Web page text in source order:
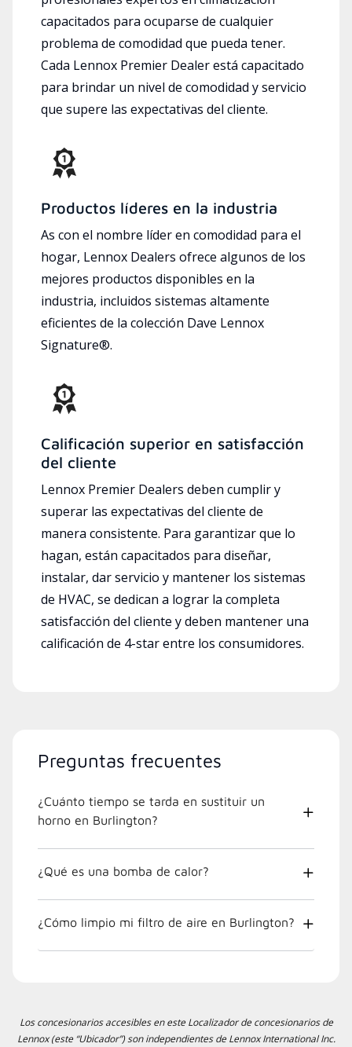
capacitados para ocuparse de cualquier
problema de comodidad que pueda tener.
Cada Lennox Premier Dealer está capacitado
para brindar un nivel de comodidad y servicio
que supere las expectativas del cliente.
Productos líderes en la industria
As con el nombre líder en comodidad para el
hogar, Lennox Dealers ofrece algunos de los
mejores productos disponibles en la
industria, incluidos sistemas altamente
eficientes de la colección Dave Lennox
Signature®.
Calificación superior en satisfacción
del cliente
Lennox Premier Dealers deben cumplir y
superar las expectativas del cliente de
manera consistente. Para garantizar que lo
hagan, están capacitados para diseñar,
instalar, dar servicio y mantener los sistemas
de HVAC, se dedican a lograr la completa
satisfacción del cliente y deben mantener una
calificación de 4-star entre los consumidores.
Preguntas frecuentes
¿Cuánto tiempo se tarda en sustituir un
horno en Burlington?
¿Qué es una bomba de calor?
¿Cómo limpio mi filtro de aire en Burlington?
Los concesionarios accesibles en este Localizador de concesionarios de
Lennox (este “Ubicador”) son independientes de Lennox International Inc.